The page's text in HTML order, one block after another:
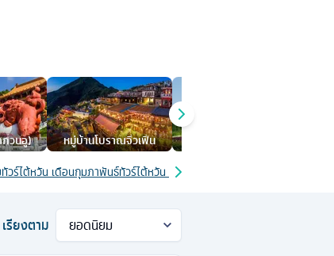
วนอู) หมู่บ้านโบราณจิ่วเฟิ่น
ทัวร์ไต้หวัน เดือนกุมภาพันธ์ทัวร์ไต้หวัน เดือนมกราคม
เรียงตาม